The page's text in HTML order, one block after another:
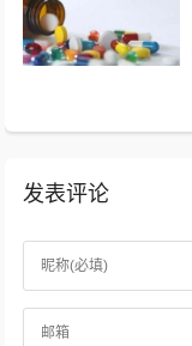
发表评论